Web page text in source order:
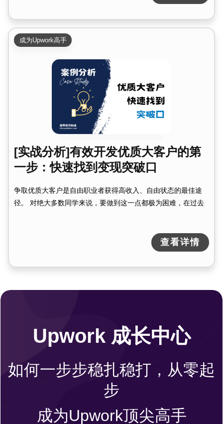
成为Upwork高手
[实战分析]有效开发优质大客户的第
一步：快速找到变现突破口
争取优质大客户是自由职业者获得高收入、自由状态的最佳途
径。 对绝大多数同学来说，要做到这一点都极为困难，在过去
查看详情
Upwork 成长中心
如何一步步稳扎稳打，从零起
步
成为Upwork顶尖高手